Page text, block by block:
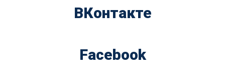
ВКонтакте
Facebook